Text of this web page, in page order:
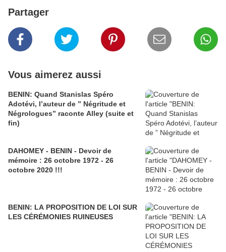
Partager
Vous aimerez aussi
BENIN: Quand Stanislas Spéro
Adotévi, l’auteur de ” Négritude et
Négrologues” raconte Alley (suite et
fin)
DAHOMEY - BENIN - Devoir de
mémoire : 26 octobre 1972 - 26
octobre 2020 !!!
BENIN: LA PROPOSITION DE LOI SUR
LES CÉRÉMONIES RUINEUSES